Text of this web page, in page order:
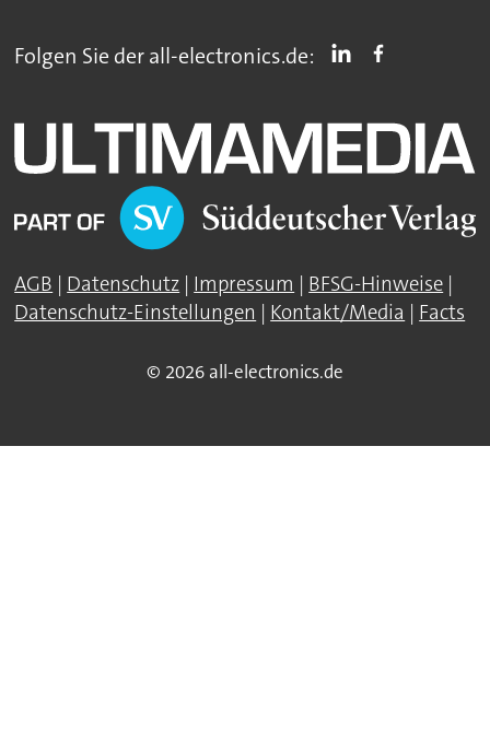
Folgen Sie der all-electronics.de:
AGB | Datenschutz | Impressum | BFSG-Hinweise |
Datenschutz-Einstellungen | Kontakt/Media | Facts
© 2026 all-electronics.de